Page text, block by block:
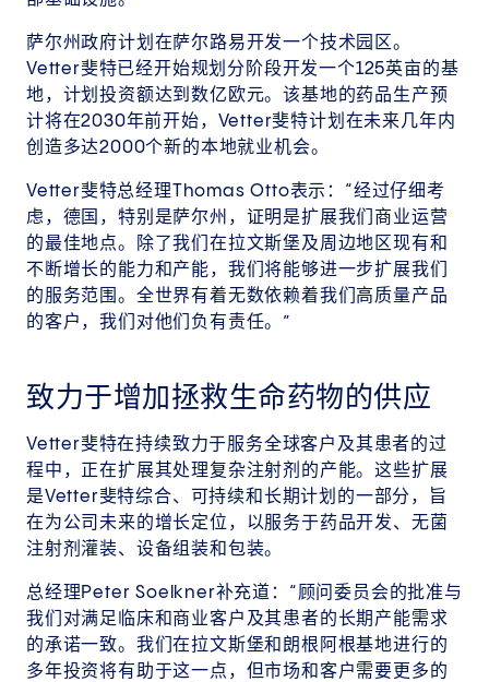
萨尔州政府计划在萨尔路易开发一个技术园区。
Vetter斐特已经开始规划分阶段开发一个125英亩的基
地，计划投资额达到数亿欧元。该基地的药品生产预
计将在2030年前开始，Vetter斐特计划在未来几年内
创造多达2000个新的本地就业机会。
Vetter斐特总经理Thomas Otto表示：“经过仔细考
虑，德国，特别是萨尔州，证明是扩展我们商业运营
的最佳地点。除了我们在拉文斯堡及周边地区现有和
不断增长的能力和产能，我们将能够进一步扩展我们
的服务范围。全世界有着无数依赖着我们高质量产品
的客户，我们对他们负有责任。”
致力于增加拯救生命药物的供应
Vetter斐特在持续致力于服务全球客户及其患者的过
程中，正在扩展其处理复杂注射剂的产能。这些扩展
是Vetter斐特综合、可持续和长期计划的一部分，旨
在为公司未来的增长定位，以服务于药品开发、无菌
注射剂灌装、设备组装和包装。
总经理Peter Soelkner补充道：“顾问委员会的批准与
我们对满足临床和商业客户及其患者的长期产能需求
的承诺一致。我们在拉文斯堡和朗根阿根基地进行的
多年投资将有助于这一点，但市场和客户需要更多的